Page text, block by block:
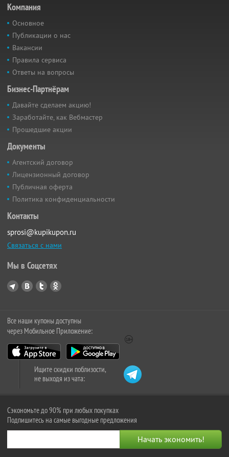
Компания
Основное
Публикации о нас
Вакансии
Правила сервиса
Ответы на вопросы
Бизнес-Партнёрам
Давайте сделаем акцию!
Заработайте, как Вебмастер
Прошедшие акции
Документы
Агентский договор
Лицензионный договор
Публичная оферта
Политика конфиденциальности
Контакты
sprosi@kupikupon.ru
Связаться с нами
Мы в Соцсетях
Все наши купоны доступны
через Мобильное Приложение:
Ищите скидки поблизости,
не выходя из чата:
Сэкономьте до 90% при любых покупках
Подпишитесь на самые выгодные предложения